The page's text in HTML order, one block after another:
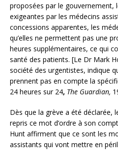
proposées par le gouvernement,
exigeantes par les médecins
concessions apparentes, les
qu’elles ne permettent pas une
heures supplémentaires, ce qui
santé des patients. [Le Dr Mark
société des urgentistes, indique
prennent pas en compte la
24 heures sur 24, The Guardian,
Dès que la grève a été déclarée,
repris ce mot d’ordre à son
Hunt affirment que ce sont les
assistants qui vont mettre en